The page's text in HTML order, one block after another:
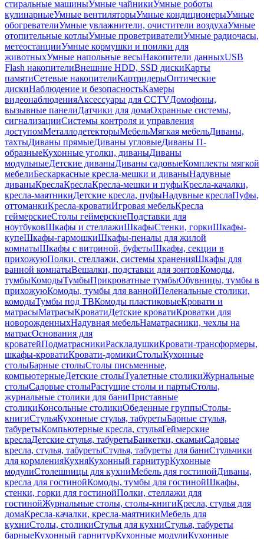
стиральные машиныУмные чайникиУмные роботы
кулинарныеУмные вентиляторыУмные кондиционерыУмные
обогревателиУмные увлажнители, очистители воздухаУмные
отопительные котлыУмные проветривателиУмные радиочасы,
метеостанцииУмные кормушки и поилки для
животныхУмные напольные весыНакопители данныхUSB
Flash накопителиВнешние HDD, SSD дискиКарты
памятиСетевые накопителиКартридерыОптические
дискиНаблюдение и безопасностьКамеры
видеонаблюденияАксессуары для CCTVДомофоны,
вызывные панелиДатчики для домаОхранные системы,
сигнализацииСистемы контроля и управления
доступомМеталлодетекторыМебельМягкая мебельДиваны,
тахтыДиваны прямыеДиваны угловыеДиваны П-
образныеКухонные уголки, диваныДиваны
модульныеДетские диваныДиваны садовыеКомплекты мягкой
мебелиБескаркасные кресла-мешки и диваныНадувные
диваныКреслаКреслаКресла-мешки и пуфыКресла-качалки,
кресла-маятникиДетские кресла, пуфыНадувные креслаПуфы,
оттоманкиКресла-кроватиИгровая мебельКресла
геймерскиеСтолы геймерскиеПодставки для
ноутбуковШкафы и стеллажиШкафыСтенки, горкиШкафы-
купеШкафы-гармошкиШкафы-пеналы для жилой
комнатыШкафы с витриной, буфетыШкафы, секции в
прихожуюПолки, стеллажи, системы храненияШкафы для
ванной комнатыВешалки, подставки для зонтовКомоды,
тумбыКомодыТумбыПрикроватные тумбыОбувницы, тумбы в
прихожуюКомоды, тумбы для ваннойПеленальные столики,
комодыТумбы под ТВКомоды пластиковыеКровати и
матрасыМатрасыКроватиДетские кроватиКроватки для
новорожденныхНадувная мебельНаматрасники, чехлы на
матрасОснования для
кроватейПодматрасникиРаскладушкиКровати-трансформеры,
шкафы-кроватиКровати-домикиСтолыКухонные
столыБарные столыСтолы письменные,
компьютерныеДетские столыТуалетные столикиЖурнальные
столыСадовые столыРастущие столы и партыСтолы,
журнальные столики для баниПриставные
столикиКонсольные столикиОбеденные группыСтолы-
книгиСтульяКухонные стулья, табуретыБарные стулья,
табуретыКомпьютерные кресла, стульяГеймерские
креслаДетские стулья, табуретыБанкетки, скамьиСадовые
кресла, стулья, табуретыСтулья, табуреты для баниСтульчики
для кормленияКухняКухонный гарнитурКухонные
модулиСтолешницы для кухниМебель для гостинойДиваны,
кресла для гостинойКомоды, тумбы для гостинойШкафы,
стенки, горки для гостинойПолки, стеллажи для
гостинойЖурнальные столы, столы-книгиКресла, стулья для
домаКресла-качалки, кресла-маятникиМебель для
кухниСтолы, столикиСтулья для кухниСтулья, табуреты
барныеКухонный гарнитурКухонные модулиКухонные